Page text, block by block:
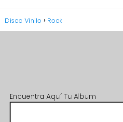
Disco Vinilo Rock
Encuentra Aquí Tu Album